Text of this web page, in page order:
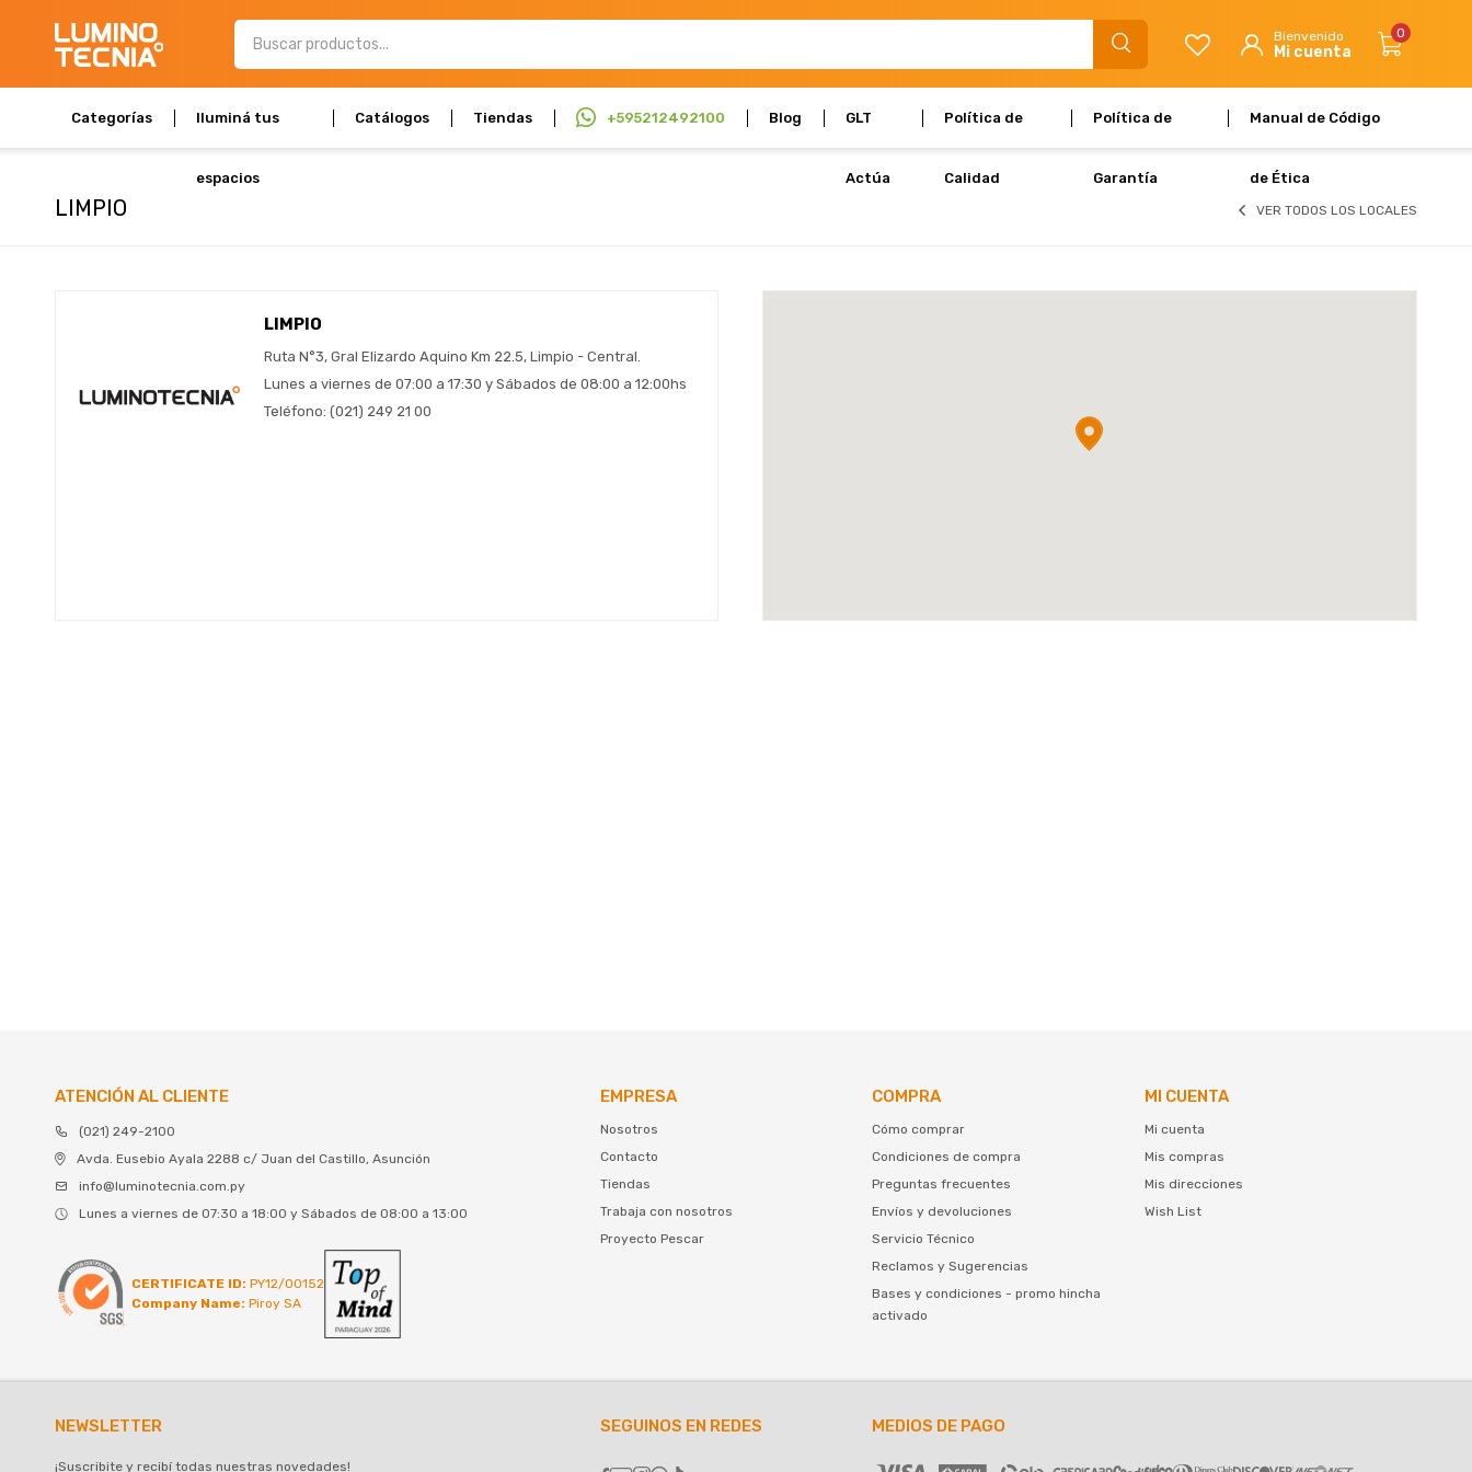
Categorías Iluminá tus
espacios
Catálogos Tiendas +595212492100 Blog GLT
Actúa
Política de
Calidad
Política de
Garantía
Manual de Código
de Ética
0
LIMPIO VER TODOS LOS LOCALES
LIMPIO
Ruta N°3, Gral Elizardo Aquino Km 22.5, Limpio - Central.
Lunes a viernes de 07:00 a 17:30 y Sábados de 08:00 a 12:00hs
Teléfono: (021) 249 21 00
ATENCIÓN AL CLIENTE
(021) 249-2100
Avda. Eusebio Ayala 2288 c/ Juan del Castillo, Asunción
info@luminotecnia.com.py
Lunes a viernes de 07:30 a 18:00 y Sábados de 08:00 a 13:00
CERTIFICATE ID: PY12/00152
Company Name: Piroy SA
EMPRESA
Nosotros
Contacto
Tiendas
Trabaja con nosotros
Proyecto Pescar
COMPRA
Cómo comprar
Condiciones de compra
Preguntas frecuentes
Envíos y devoluciones
Servicio Técnico
Reclamos y Sugerencias
Bases y condiciones - promo hincha
activado
MI CUENTA
Mi cuenta
Mis compras
Mis direcciones
Wish List
NEWSLETTER
¡Suscribite y recibí todas nuestras novedades!
SEGUINOS EN REDES MEDIOS DE PAGO